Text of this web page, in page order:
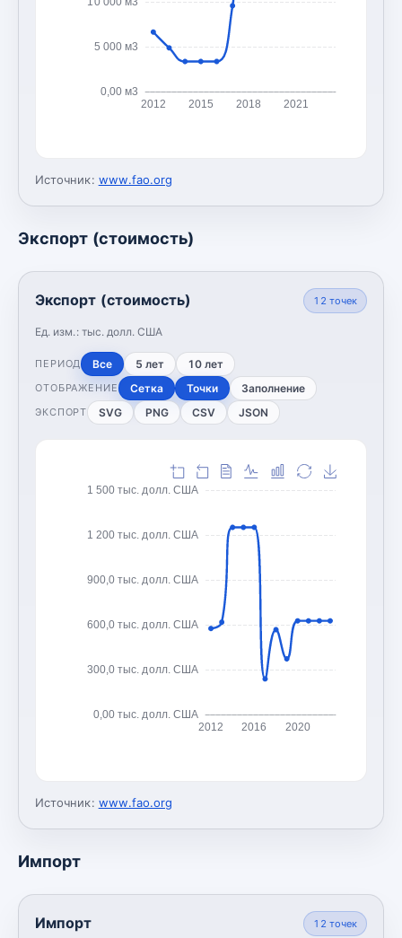
0,00 м3
5 000 м3
2012 2015 2018 2021
Источник: www.fao.org
Экспорт (стоимость)
Экспорт (стоимость)
Ед. изм.: тыс. долл. США
12 точек
ПЕРИОД Все 5 лет 10 лет
ОТОБРАЖЕНИЕ Сетка Точки Заполнение
ЭКСПОРТ SVG PNG CSV JSON
0,00 тыс. долл. США
300,0 тыс. долл. США
600,0 тыс. долл. США
900,0 тыс. долл. США
1 200 тыс. долл. США
1 500 тыс. долл. США
2012 2016 2020
Источник: www.fao.org
Импорт
Импорт 12 точек